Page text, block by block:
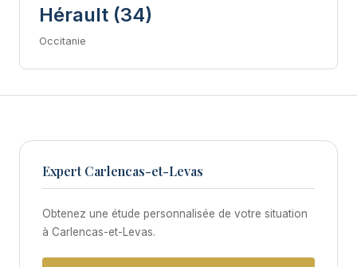
Hérault (34)
Occitanie
Expert Carlencas-et-Levas
Obtenez une étude personnalisée de votre situation
à Carlencas-et-Levas.